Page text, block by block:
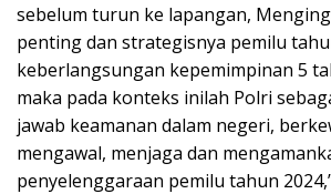
sebelum turun ke lapangan,
penting dan strategisnya pemilu
keberlangsungan kepemimpinan 5
maka pada konteks inilah Polri
jawab keamanan dalam negeri,
mengawal, menjaga dan
penyelenggaraan pemilu tahun